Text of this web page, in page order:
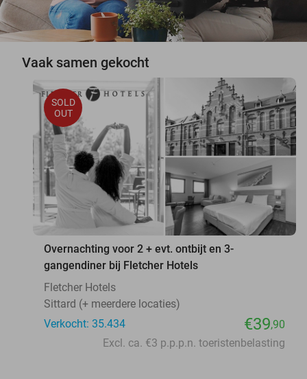
Vaak samen gekocht
SOLD
OUT
Overnachting voor 2 + evt. ontbijt en 3-
gangendiner bij Fletcher Hotels
Fletcher Hotels
Sittard (+ meerdere locaties)
Verkocht: 35.434
€39,90
Excl. ca. €3 p.p.p.n. toeristenbelasting